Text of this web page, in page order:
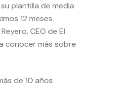
plantilla de media
12 meses.
CEO de El
conocer más sobre
de 10 años